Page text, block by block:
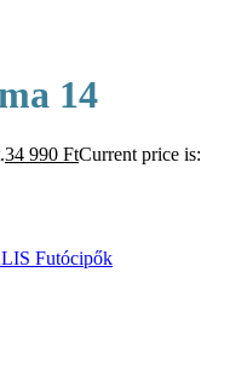
14
34 990 FtCurrent price is:
Futócipők